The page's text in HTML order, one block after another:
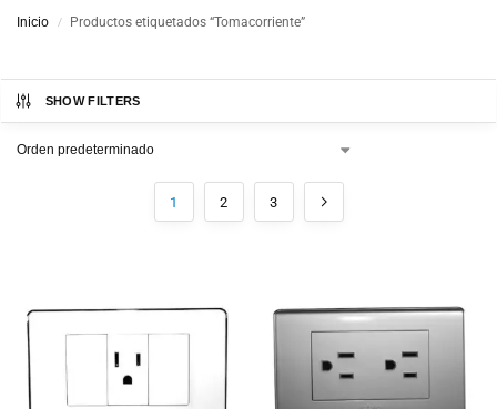
Inicio / Productos etiquetados “Tomacorriente”
SHOW FILTERS
1 2 3